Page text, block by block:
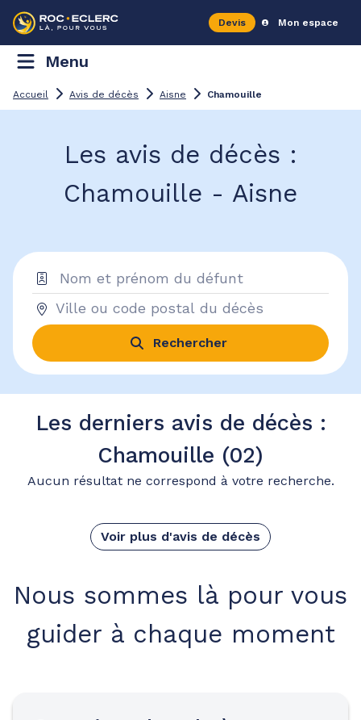
Devis Mon espace
Menu
Accueil Avis de décès Aisne Chamouille
Les avis de décès :
Chamouille - Aisne
Rechercher
Les derniers avis de décès :
Chamouille (02)
Aucun résultat ne correspond à votre recherche.
Voir plus d'avis de décès
Nous sommes là pour vous
guider à chaque moment